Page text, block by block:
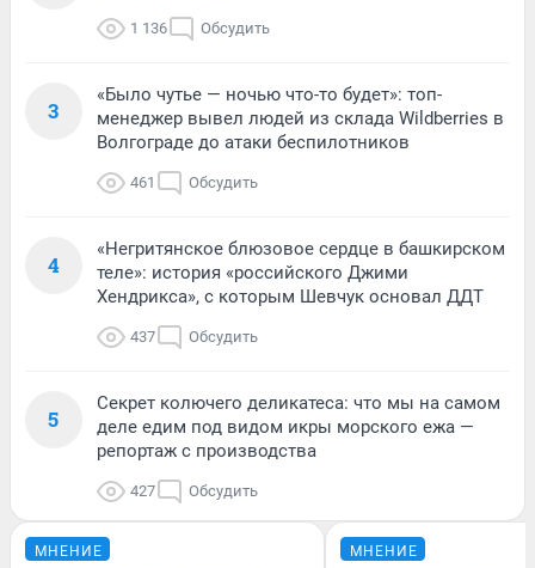
1 136 Обсудить
3
«Было чутье — ночью что-то будет»: топ-
менеджер вывел людей из склада Wildberries в
Волгограде до атаки беспилотников
461 Обсудить
4
«Негритянское блюзовое сердце в башкирском
теле»: история «российского Джими
Хендрикса», с которым Шевчук основал ДДТ
437 Обсудить
5
Секрет колючего деликатеса: что мы на самом
деле едим под видом икры морского ежа —
репортаж с производства
427 Обсудить
МНЕНИЕ МНЕНИЕ